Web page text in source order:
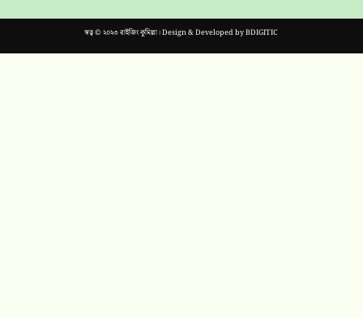
স্বত্ব © ২০২৩ রাইজিং কুমিল্লা। Design & Developed byBDIGITIC